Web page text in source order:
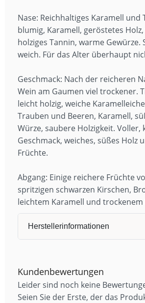
Nase: Reichhaltiges Karamell und
blumig, Karamell, geröstetes
holziges Tannin, warme Gewürze.
weich. Für das Alter überhaupt
Geschmack: Nach der reicheren
Wein am Gaumen viel trockener.
leicht holzig, weiche
Trauben und Beeren, Karamell,
Würze, saubere Holzigkeit. Voller,
Geschmack, weiches, süßes Holz
Früchte.
Abgang: Einige reichere Früchte
spritzigen schwarzen Kirschen,
leichtem Karamell und trockenem
Herstellerinformationen
Kundenbewertungen
Leider sind noch keine
Seien Sie der Erste, der das